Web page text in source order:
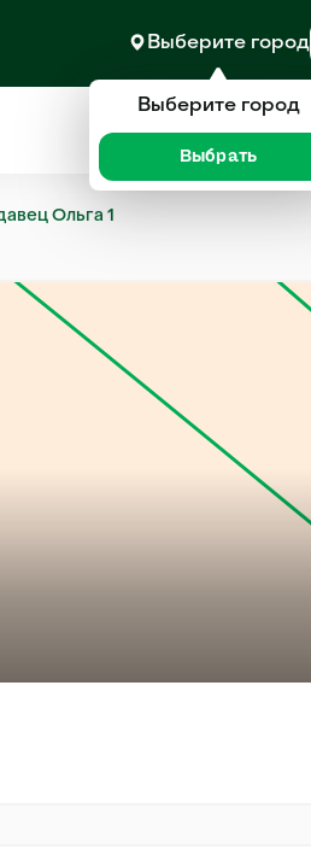
Выберите город
Ольга 1
Выберите город
Выбрать